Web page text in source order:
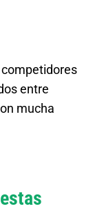
entre
mucha